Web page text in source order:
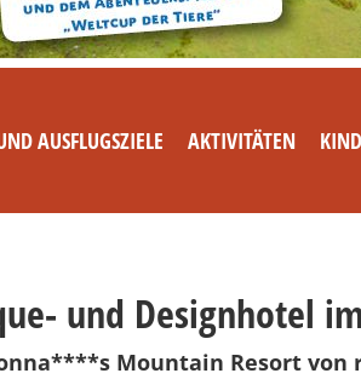
AUSFLUGSZIELE AKTIVITÄTEN
und Designhotel
Mountain Resort von